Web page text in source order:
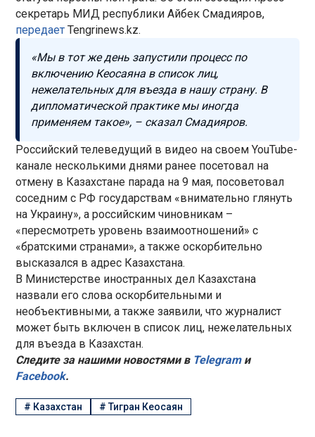
секретарь МИД республики Айбек Смадияров,
передаетTengrinews.kz.
«Мы в тот же день запустили процесс по
включению Кеосаяна в список лиц,
нежелательных для въезда в нашу страну. В
дипломатической практике мы иногда
применяем такое», – сказал Смадияров.
Российский телеведущий в видео на своем YouTube-
канале несколькими днями ранее посетовал на
отмену в Казахстане парада на 9 мая, посоветовал
соседним с РФ государствам «внимательно глянуть
на Украину», а российским чиновникам –
«пересмотреть уровень взаимоотношений» с
«братскими странами», а также оскорбительно
высказался в адрес Казахстана.
В Министерстве иностранных дел Казахстана
назвали его слова оскорбительными и
необъективными, а также заявили, что журналист
может быть включен в список лиц, нежелательных
для въезда в Казахстан.
Следите за нашими новостями вTelegramи
Facebook.
# Казахстан #Тигран Кеосаян